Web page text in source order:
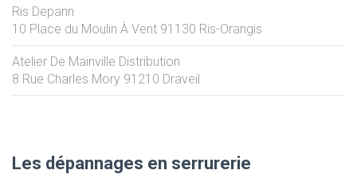
Ris Depann
10 Place du Moulin À Vent 91130 Ris-Orangis
Atelier De Mainville Distribution
8 Rue Charles Mory 91210 Draveil
Les dépannages en serrurerie